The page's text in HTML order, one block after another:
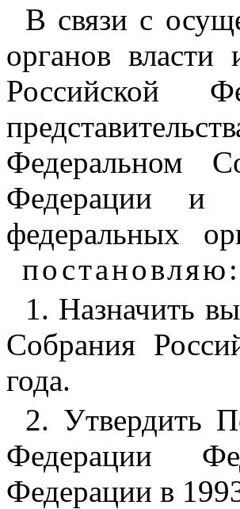
В связи с
органов власти
Российской
Федеральном
Федерации и
федеральных
постановляю:
1. Назначить
Собрания
года.
2. Утвердить
Федерации
Федерации в